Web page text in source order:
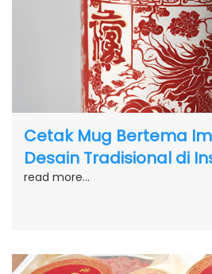
Cetak Mug Bertema
Desain Tradisional di
read more...